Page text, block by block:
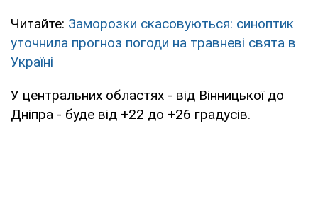
Читайте: Заморозки скасовуються: синоптик
уточнила прогноз погоди на травневі свята в
Україні
У центральних областях - від Вінницької до
Дніпра - буде від +22 до +26 градусів.